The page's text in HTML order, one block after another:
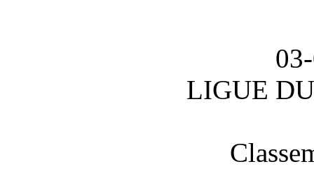
LIGUE